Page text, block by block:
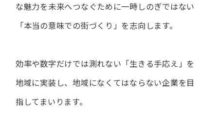
な魅力を未来へつなぐために一時しのぎではない
「本当の意味での街づくり」を志向します。
効率や数字だけでは測れない「生きる手応え」を
地域に実装し、地域になくてはならない企業を目
指してまいります。